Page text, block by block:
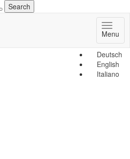
Deutsch
English
Italiano
Menu